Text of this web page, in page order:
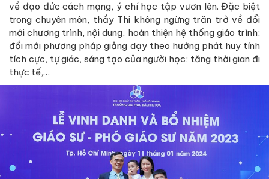
về đạo đức cách mạng, ý chí học tập vươn lên. Đặc biệt
trong chuyên môn, thầy Thi không ngừng trăn trở về đổi
mới chương trình, nội dung, hoàn thiện hệ thống giáo trình;
đổi mới phương pháp giảng dạy theo hướng phát huy tính
tích cực, tự giác, sáng tạo của người học; tăng thời gian đi
thực tế,…